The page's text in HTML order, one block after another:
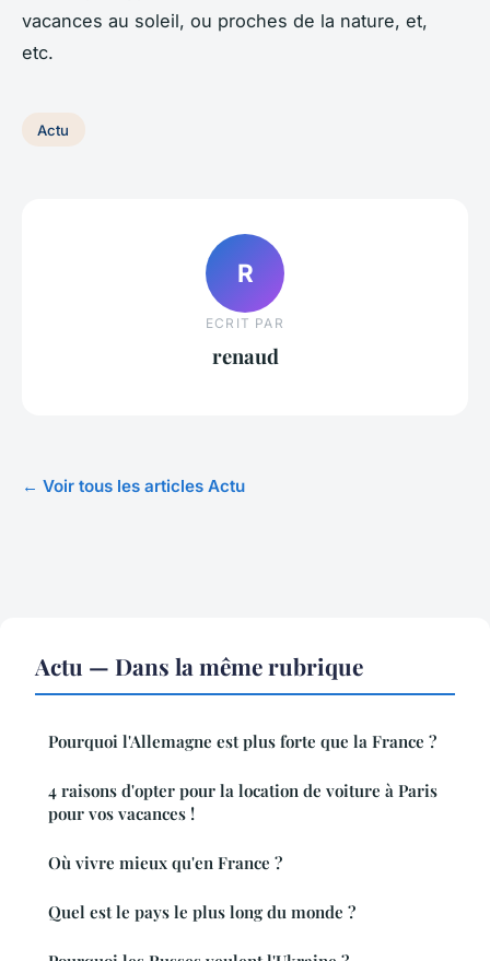
vacances au soleil, ou proches de la nature, et,
etc.
Actu
R
ECRIT PAR
renaud
← Voir tous les articles Actu
Actu — Dans la même rubrique
Pourquoi l'Allemagne est plus forte que la France ?
4 raisons d'opter pour la location de voiture à Paris
pour vos vacances !
Où vivre mieux qu'en France ?
Quel est le pays le plus long du monde ?